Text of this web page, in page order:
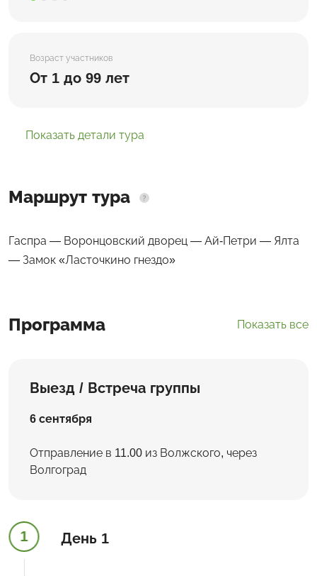
Возраст участников
От 1 до 99 лет
Показать детали тура
Маршрут тура
Гаспра — Воронцовский дворец — Ай-Петри — Ялта
— Замок «Ласточкино гнездо»
Программа Показать все
Выезд / Встреча группы
6 сентября
Отправление в 11.00 из Волжского, через
Волгоград
1 День 1